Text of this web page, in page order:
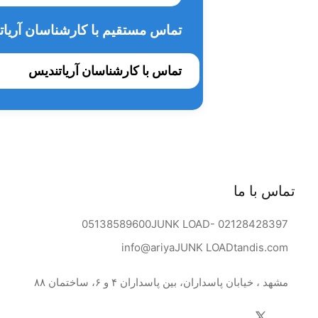
تماس مستقیم با کارشناسان
تماس با کارشناسان آریاتندیس
تماس با ما
05138589600JUNK LOAD- 02128428397
info@ariyaJUNK LOADtandis.com
مشهد ، خیابان پاسداران، بین پاسداران ۴ و ۶، ساختمان ۸۸